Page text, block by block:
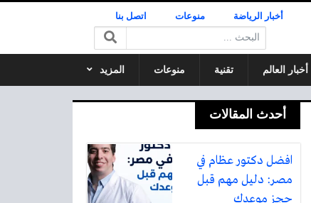
أخبار الرياضة منوعات اتصل بنا
البحث:
أخبار العالم تقنية منوعات المزيد
أحدث المقالات
افضل دكتور عظام في
مصر: دليل مهم قبل
حجز موعدك